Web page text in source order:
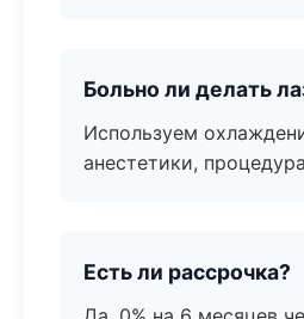
Больно ли делать
Используем
анестетики,
Есть ли рассрочка?